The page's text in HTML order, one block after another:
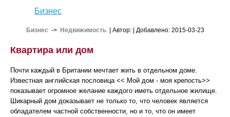
Бизнес
Бизнес -> Недвижимость| Автор: | Добавлено: 2015-03-23
Квартира или дом
Почти каждый в Британии мечтает жить в отдельном доме.
Известная английская пословица << Мой дом - моя крепость>>
показывает огромное желание каждого иметь отдельное жилище.
Шикарный дом доказывает не только то, что человек является
обладателем частной собственности, но и то, что он имеет